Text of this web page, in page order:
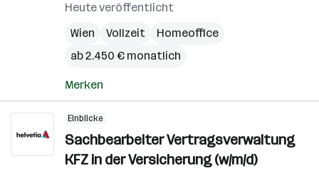
Heute veröffentlicht
Wien
Vollzeit
Homeoffice
ab 2.450 € monatlich
Merken
Einblicke
Sachbearbeiter Vertragsverwaltung
KFZ in der Versicherung (w/m/d)